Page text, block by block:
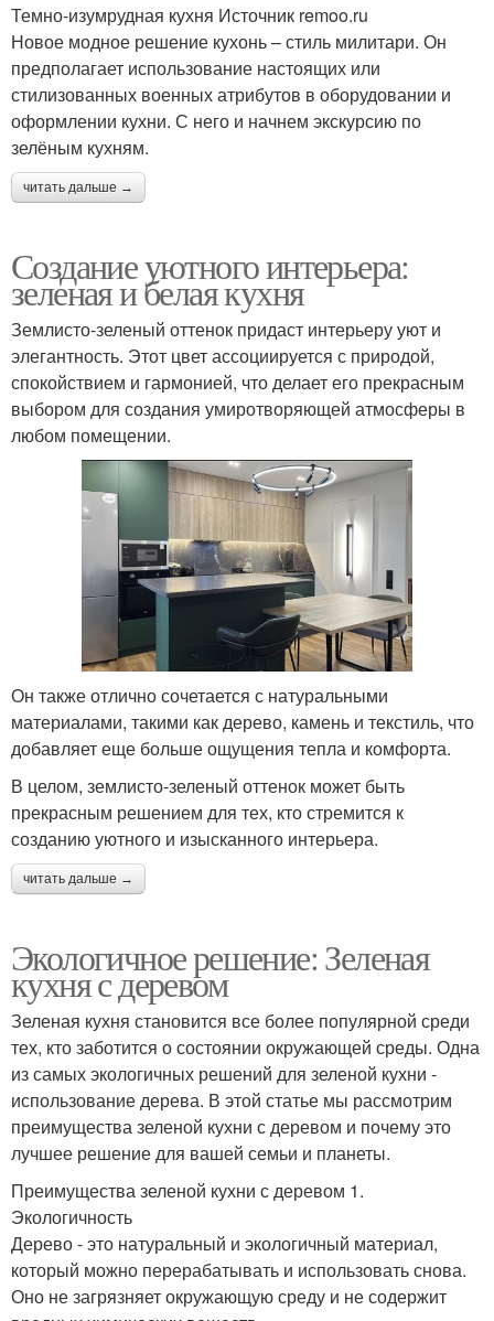
Темно-изумрудная кухня Источник remoo.ru
Новое модное решение кухонь – стиль милитари. Он
предполагает использование настоящих или
стилизованных военных атрибутов в оборудовании и
оформлении кухни. С него и начнем экскурсию по
зелёным кухням.
читать дальше →
Создание уютного интерьера:
зеленая и белая кухня
Землисто-зеленый оттенок придаст интерьеру уют и
элегантность. Этот цвет ассоциируется с природой,
спокойствием и гармонией, что делает его прекрасным
выбором для создания умиротворяющей атмосферы в
любом помещении.
Он также отлично сочетается с натуральными
материалами, такими как дерево, камень и текстиль, что
добавляет еще больше ощущения тепла и комфорта.
В целом, землисто-зеленый оттенок может быть
прекрасным решением для тех, кто стремится к
созданию уютного и изысканного интерьера.
читать дальше →
Экологичное решение: Зеленая
кухня с деревом
Зеленая кухня становится все более популярной среди
тех, кто заботится о состоянии окружающей среды. Одна
из самых экологичных решений для зеленой кухни -
использование дерева. В этой статье мы рассмотрим
преимущества зеленой кухни с деревом и почему это
лучшее решение для вашей семьи и планеты.
Преимущества зеленой кухни с деревом 1.
Экологичность
Дерево - это натуральный и экологичный материал,
который можно перерабатывать и использовать снова.
Оно не загрязняет окружающую среду и не содержит